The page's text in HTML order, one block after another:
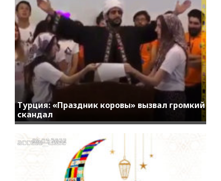
Турция: «Праздник коровы» вызвал громкий
скандал
access_time
05.05.2022